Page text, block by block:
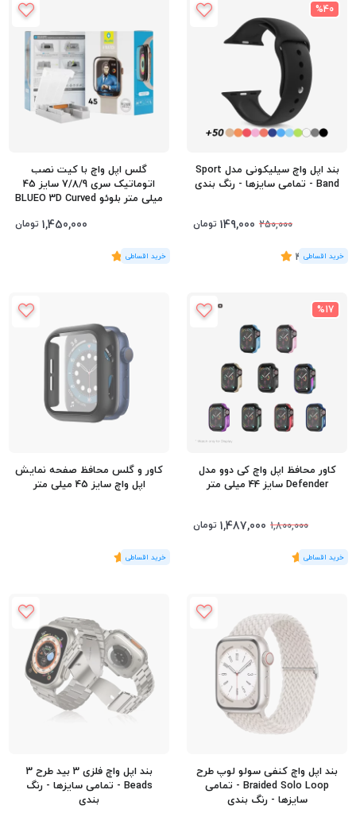
%40
بند اپل واچ سیلیکونی مدل Sport
Band - تمامی سایزها - رنگ بندی
250,000
149,000 تومان
(10 رای)
4.6
گلس اپل واچ با کیت نصب
اتوماتیک سری 7/8/9 سایز 45
میلی متر بلوئو BLUEO 3D Curved
1,450,000 تومان
(2 رای)
5
%17
کاور محافظ اپل واچ کی دوو مدل
Defender سایز 44 میلی متر
1,800,000
1,487,000 تومان
(1رای)
5
کاور و گلس محافظ صفحه نمایش
اپل واچ سایز 45 میلی متر
(1رای)
5
بند اپل واچ کنفی سولو لوپ طرح
Braided Solo Loop - تمامی
سایزها - رنگ بندی
بند اپل واچ فلزی 3 بید طرح 3
Beads - تمامی سایزها - رنگ
بندی